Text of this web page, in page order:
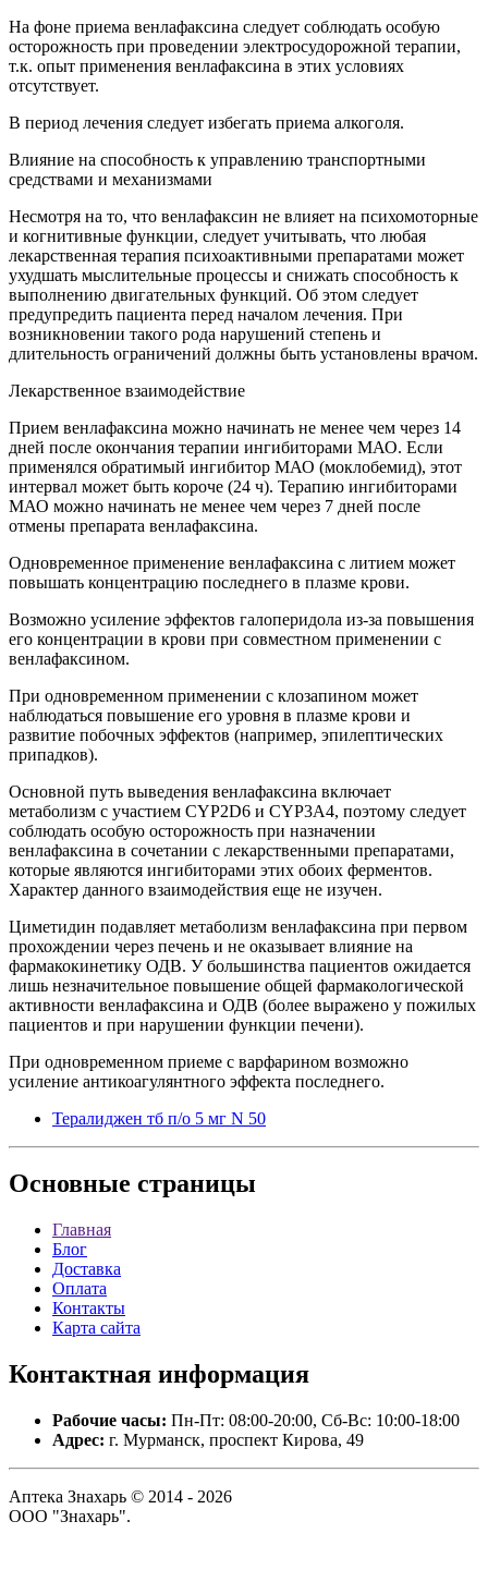
На фоне приема венлафаксина следует соблюдать особую
осторожность при проведении электросудорожной терапии,
т.к. опыт применения венлафаксина в этих условиях
отсутствует.
В период лечения следует избегать приема алкоголя.
Влияние на способность к управлению транспортными
средствами и механизмами
Несмотря на то, что венлафаксин не влияет на психомоторные
и когнитивные функции, следует учитывать, что любая
лекарственная терапия психоактивными препаратами может
ухудшать мыслительные процессы и снижать способность к
выполнению двигательных функций. Об этом следует
предупредить пациента перед началом лечения. При
возникновении такого рода нарушений степень и
длительность ограничений должны быть установлены врачом.
Лекарственное взаимодействие
Прием венлафаксина можно начинать не менее чем через 14
дней после окончания терапии ингибиторами МАО. Если
применялся обратимый ингибитор МАО (моклобемид), этот
интервал может быть короче (24 ч). Терапию ингибиторами
МАО можно начинать не менее чем через 7 дней после
отмены препарата венлафаксина.
Одновременное применение венлафаксина с литием может
повышать концентрацию последнего в плазме крови.
Возможно усиление эффектов галоперидола из-за повышения
его концентрации в крови при совместном применении с
венлафаксином.
При одновременном применении с клозапином может
наблюдаться повышение его уровня в плазме крови и
развитие побочных эффектов (например, эпилептических
припадков).
Основной путь выведения венлафаксина включает
метаболизм с участием CYP2D6 и CYP3A4, поэтому следует
соблюдать особую осторожность при назначении
венлафаксина в сочетании с лекарственными препаратами,
которые являются ингибиторами этих обоих ферментов.
Характер данного взаимодействия еще не изучен.
Циметидин подавляет метаболизм венлафаксина при первом
прохождении через печень и не оказывает влияние на
фармакокинетику ОДВ. У большинства пациентов ожидается
лишь незначительное повышение общей фармакологической
активности венлафаксина и ОДВ (более выражено у пожилых
пациентов и при нарушении функции печени).
При одновременном приеме с варфарином возможно
усиление антикоагулянтного эффекта последнего.
Тералиджен тб п/о 5 мг N 50
Основные страницы
Главная
Блог
Доставка
Оплата
Контакты
Карта сайта
Контактная информация
Рабочие часы: Пн-Пт: 08:00-20:00, Сб-Вс: 10:00-18:00
Адрес: г. Мурманск, проспект Кирова, 49
Аптека Знахарь © 2014 - 2026
ООО "Знахарь".